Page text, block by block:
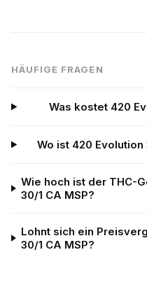
HÄUFIGE FRAGEN
Was kostet 420
Wo ist 420 Evolution
Wie hoch ist der THC-
30/1 CA MSP?
Lohnt sich ein
30/1 CA MSP?